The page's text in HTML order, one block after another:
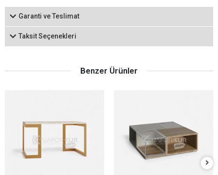
Garanti ve Teslimat
Taksit Seçenekleri
Benzer Ürünler